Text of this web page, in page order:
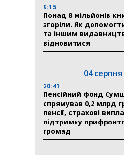
9:15
Понад 8 мільйонів
згоріли. Як
та іншим
відновитися
04 серпня
20:41
Пенсійний фонд
спрямував 0,2 млрд
пенсії, страхові
підтримку
громад